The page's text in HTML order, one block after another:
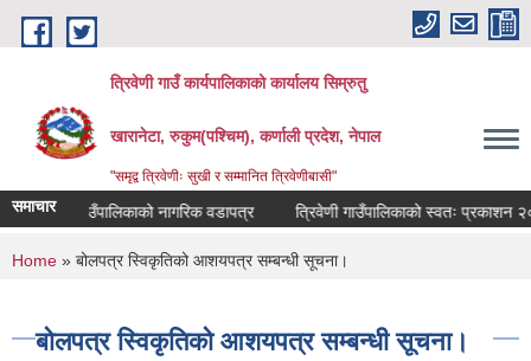
Skip to main content
त्रिवेणी गाउँ कार्यपालिकाको कार्यालय सिम्रुतु
खारानेटा, रुकुम(पश्‍चिम), कर्णाली प्रदेश, नेपाल
"समृद्व त्रिवेणीः सुखी र सम्मानित त्रिवेणीबासी"
समाचारगाउँपालिकाको नागरिक वडापत्र त्रिवेणी गाउँपालिकाको स्वतः प्रकाशन
You are here
Home » बोलपत्र स्विकृतिको आशयपत्र सम्बन्धी सूचना।
बोलपत्र स्विकृतिको आशयपत्र सम्बन्धी सूचना।